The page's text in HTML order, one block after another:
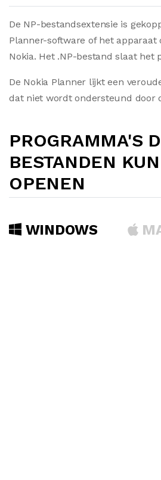
De NP-bestandsextensie is
Planner-software of het
Nokia. Het .NP-bestand slaat het
De Nokia Planner lijkt een
dat niet wordt ondersteund door
PROGRAMMA'S
BESTANDEN
OPENEN
WINDOWS